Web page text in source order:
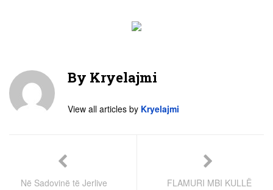
By Kryelajmi
View all articles by Kryelajmi
Në Sadovinë të Jerlive
FLAMURI MBI KULLË